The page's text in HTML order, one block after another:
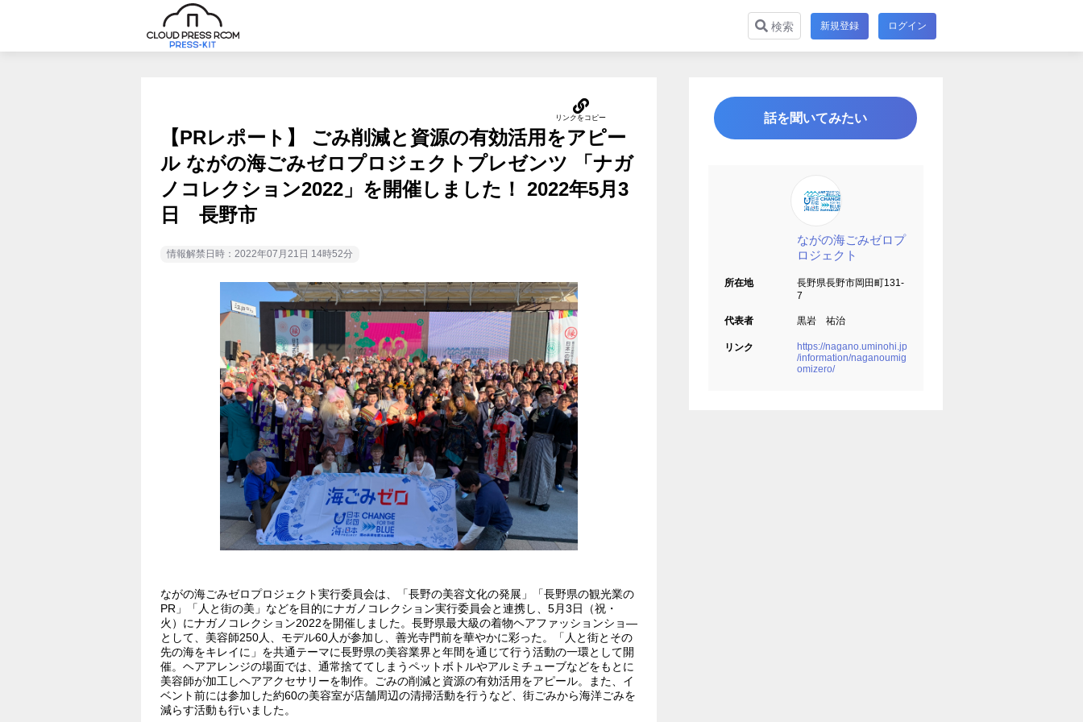
検索 新規登録 ログイン
【PRレポート】 ごみ削減と資源の有効活用をアピー
ル ながの海ごみゼロプロジェクトプレゼンツ 「ナガ
ノコレクション2022」を開催しました！ 2022年5月3
日 長野市
情報解禁日時：2022年07月21日 14時52分
ながの海ごみゼロプロジェクト実行委員会は、「長野の美容文化の発展」「長野県の観光業の
PR」「人と街の美」などを目的にナガノコレクション実行委員会と連携し、5月3日（祝・
火）にナガノコレクション2022を開催しました。長野県最大級の着物ヘアファッションショ―
として、美容師250人、モデル60人が参加し、善光寺門前を華やかに彩った。「人と街とその
先の海をキレイに」を共通テーマに長野県の美容業界と年間を通じて行う活動の一環として開
催。ヘアアレンジの場面では、通常捨ててしまうペットボトルやアルミチューブなどをもとに
美容師が加工しヘアアクセサリーを制作。ごみの削減と資源の有効活用をアピール。また、イ
ベント前には参加した約60の美容室が店舗周辺の清掃活動を行うなど、街ごみから海洋ごみを
減らす活動も行いました。
話を聞いてみたい
ながの海ごみゼロプ
ロジェクト
所在地
長野県長野市岡田町131‐
7
代表者 黒岩 祐治
リンク
https://nagano.uminohi.jp
/information/naganoumig
omizero/